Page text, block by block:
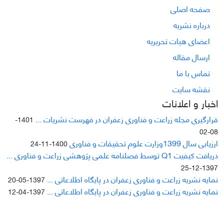
صفحه اصلی
درباره نشریه
اعضای هیات تحریریه
ارسال مقاله
تماس با ما
نقشه سایت
اخبار و اعلانات
قرارگیری مجله زراعت و فناوری زعفران در فهرست نشریات ...
1401-
08-02
ارزیابی سال 1399وزارت علوم تحقیقات و فناوری 1400-11-24
دریافت کیفیت Q1 توسط فصلنامه علمی پژوهشی زراعت و فناوری ...
1397-12-25
نمایه نشریه زراعت و فناوری زعفران در پایگاه اطلاعاتی ... 1397-05-20
نمایه نشریه زراعت و فناوری زعفران در پایگاه اطلاعاتی ... 1397-04-12